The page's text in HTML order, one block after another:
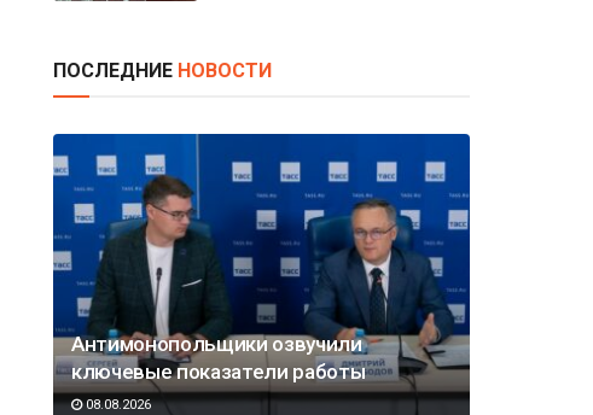
ПОСЛЕДНИЕ НОВОСТИ
Антимонопольщики озвучили
ключевые показатели работы
08.08.2026